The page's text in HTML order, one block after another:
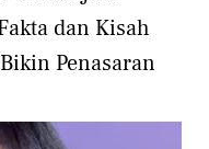
dan Kisah
Penasaran